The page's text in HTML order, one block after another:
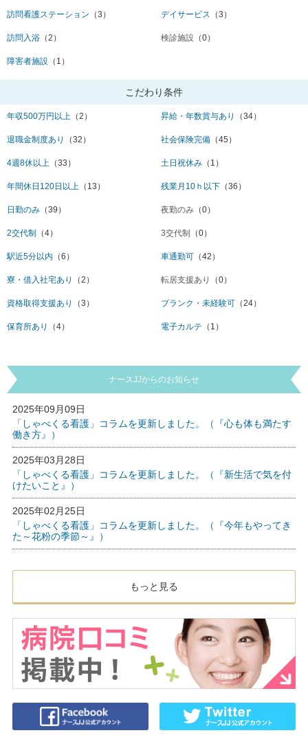
訪問看護ステーション （3） デイサービス （3）
訪問入浴 （2） 検診施設 （0）
障害者施設 （1）
こだわり条件
年収500万円以上 （2） 昇給・年数賞与あり （34）
退職金制度あり （32） 社会保険完備 （45）
4週8休以上 （33） 土日祝休み （1）
年間休日120日以上 （13） 残業月10ｈ以下 （36）
日勤のみ （39） 夜勤のみ （0）
2交代制 （4） 3交代制 （0）
駅近5分以内 （6） 車通勤可 （42）
寮・借入社宅あり （2） 転居支援あり （0）
資格取得支援あり （3） ブランク・未経験可 （24）
保育所あり （4） 電子カルテ （1）
ナースJJからのお知らせ
2025年09月09日
「しゃべくる看護」コラムを更新しました。（『心も体も満たす
働き方』）
2025年03月28日
「しゃべくる看護」コラムを更新しました。（『新生活で気を付
けたいこと』）
2025年02月25日
「しゃべくる看護」コラムを更新しました。（『今年もやってき
た～花粉の季節～』）
もっと見る